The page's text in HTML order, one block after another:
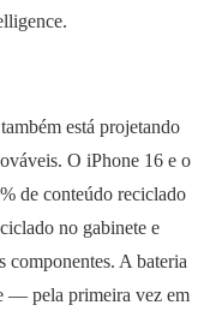
está projetando
O iPhone 16 e o
de conteúdo reciclado
no gabinete e
componentes. A bateria
— pela primeira vez em